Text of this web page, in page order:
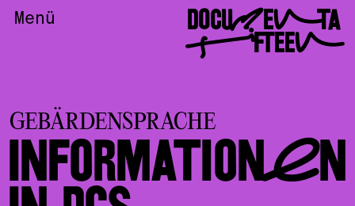
Menü DOCUMENTA
FIFTEEN
GEBÄRDENSPRACHE
INFORMATIONEN